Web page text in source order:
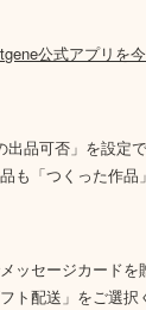
公式アプリを
品可否」を設定
も「つくった作品
ッセージカードを
ト配送」をご選択